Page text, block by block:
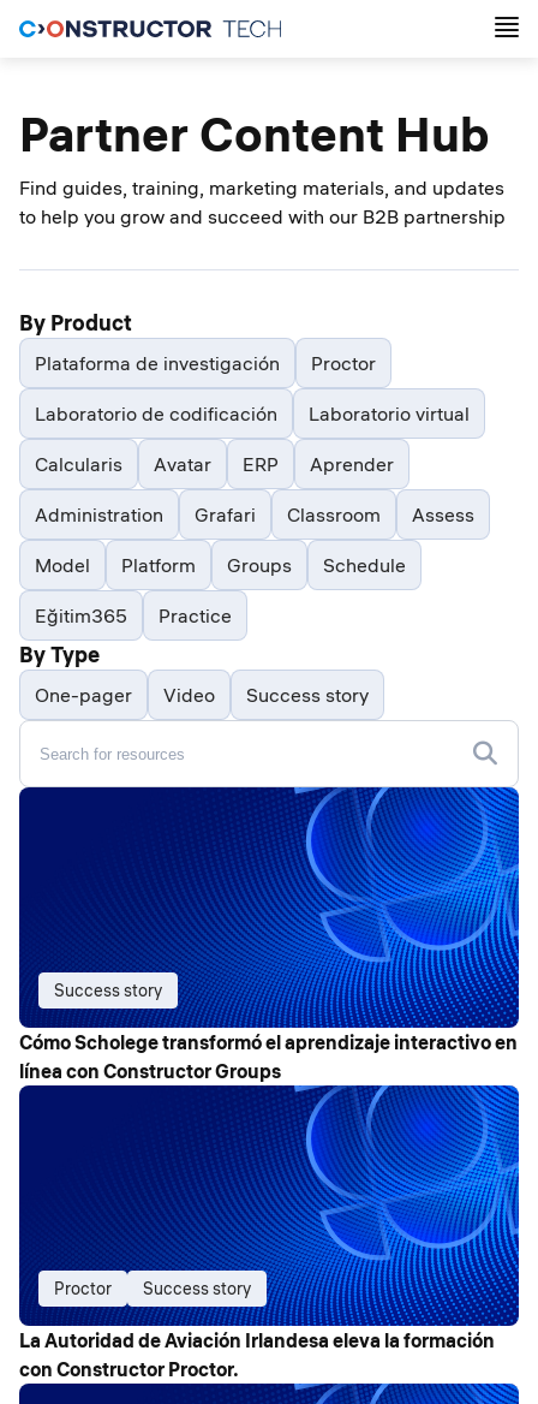
Partner Content Hub
Find guides, training, marketing materials, and updates
to help you grow and succeed with our B2B partnership
By Product
Plataforma de investigación Proctor
Laboratorio de codificación Laboratorio virtual
Calcularis Avatar ERP Aprender
Administration Grafari Classroom Assess
Model Platform Groups Schedule
Eğitim365 Practice
By Type
One-pager Video Success story
Success story
Cómo Scholege transformó el aprendizaje interactivo en
línea con Constructor Groups
Proctor Success story
La Autoridad de Aviación Irlandesa eleva la formación
con Constructor Proctor.